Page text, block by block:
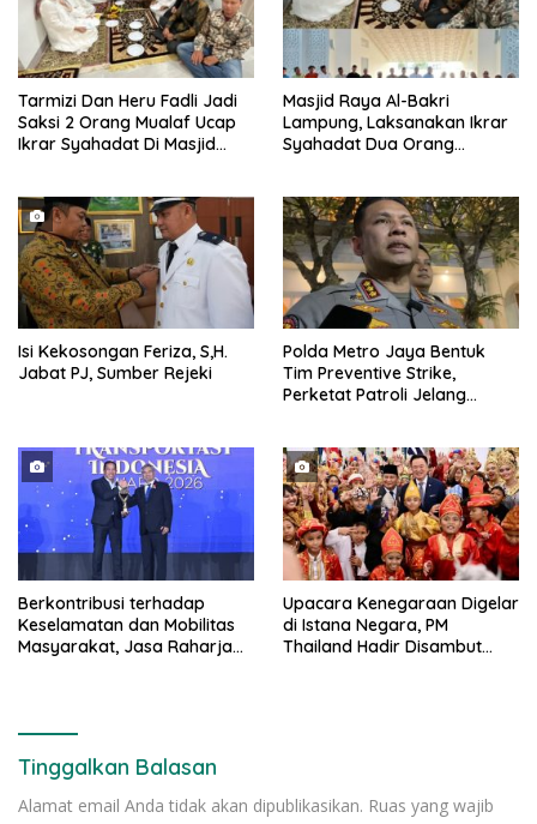
Tarmizi Dan Heru Fadli Jadi
Saksi 2 Orang Mualaf Ucap
Ikrar Syahadat Di Masjid
Masjid Raya Al-Bakri
Lampung, Laksanakan Ikrar
Syahadat Dua Orang
Isi Kekosongan Feriza, S,H.
Jabat PJ, Sumber Rejeki
Polda Metro Jaya Bentuk
Tim Preventive Strike,
Perketat Patroli Jelang
Berkontribusi terhadap
Keselamatan dan Mobilitas
Masyarakat, Jasa Raharja
Upacara Kenegaraan Digelar
di Istana Negara, PM
Thailand Hadir Disambut
Tinggalkan Balasan
Alamat email Anda tidak akan dipublikasikan. Ruas yang wajib